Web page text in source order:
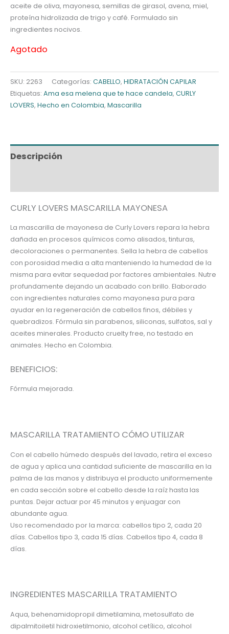
aceite de oliva, mayonesa, semillas de girasol, avena, miel,
proteína hidrolizada de trigo y café. Formulado sin
ingredientes nocivos.
Agotado
SKU: 2263 Categorías: CABELLO, HIDRATACIÓN CAPILAR
Etiquetas: Ama esa melena que te hace candela, CURLY
LOVERS, Hecho en Colombia, Mascarilla
Descripción
CURLY LOVERS MASCARILLA MAYONESA
La mascarilla de mayonesa de Curly Lovers repara la hebra
dañada en procesos químicos como alisados, tinturas,
decoloraciones o permanentes. Sella la hebra de cabellos
con porosidad media a alta manteniendo la humedad de la
misma para evitar sequedad por factores ambientales. Nutre
profundamente dejando un acabado con brillo. Elaborado
con ingredientes naturales como mayonesa pura para
ayudar en la regeneración de cabellos finos, débiles y
quebradizos. Fórmula sin parabenos, siliconas, sulfatos, sal y
aceites minerales. Producto cruelty free, no testado en
animales. Hecho en Colombia.
BENEFICIOS:
Fórmula mejorada.
MASCARILLA TRATAMIENTO CÓMO UTILIZAR
Con el cabello húmedo después del lavado, retira el exceso
de agua y aplica una cantidad suficiente de mascarilla en la
palma de las manos y distribuya el producto uniformemente
en cada sección sobre el cabello desde la raíz hasta las
puntas. Dejar actuar por 45 minutos y enjuagar con
abundante agua.
Uso recomendado por la marca: cabellos tipo 2, cada 20
días. Cabellos tipo 3, cada 15 días. Cabellos tipo 4, cada 8
días.
INGREDIENTES MASCARILLA TRATAMIENTO
Aqua, behenamidopropil dimetilamina, metosulfato de
dipalmitoiletil hidroxietilmonio, alcohol cetílico, alcohol